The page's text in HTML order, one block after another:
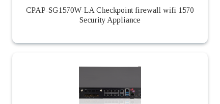
CPAP-SG1570W-LA Checkpoint firewall wifi 1570
Security Appliance